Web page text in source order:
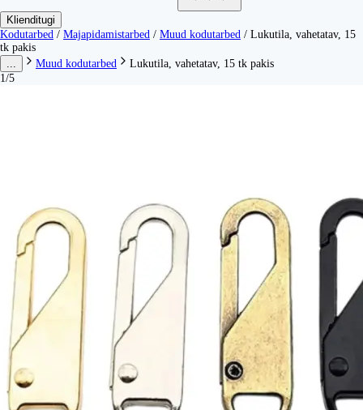
Klienditugi
Kodutarbed / Majapidamistarbed / Muud kodutarbed / Lukutila, vahetatav, 15
tk pakis
Muud kodutarbed
Lukutila, vahetatav, 15 tk pakis
1/5